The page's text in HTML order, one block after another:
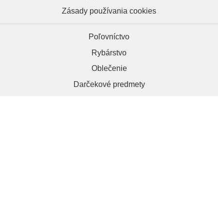
Zásady používania cookies
Poľovníctvo
Rybárstvo
Oblečenie
Darčekové predmety